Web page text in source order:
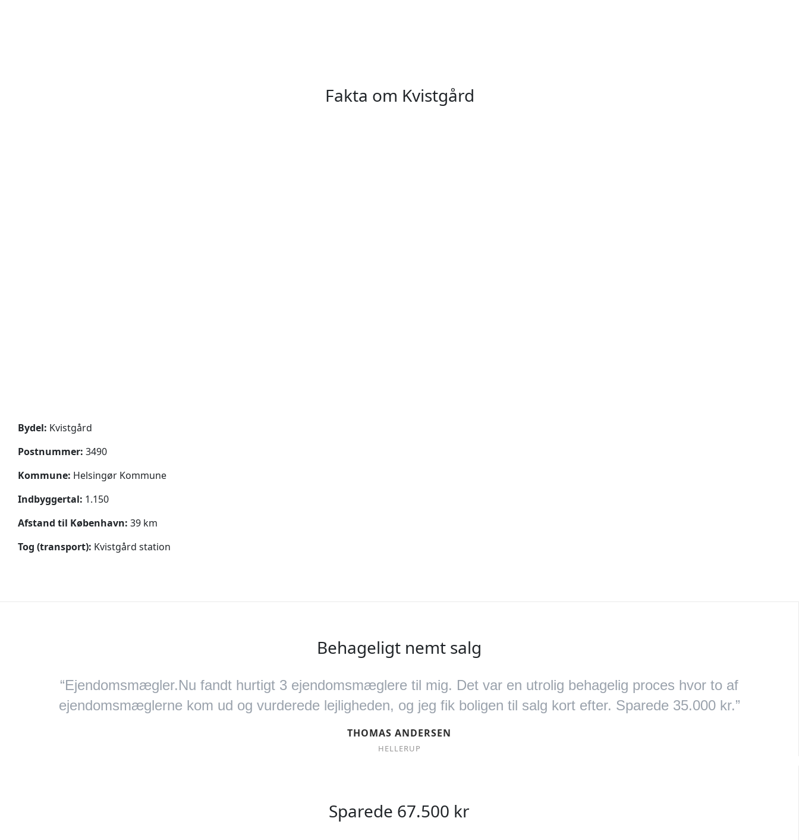
Fakta om Kvistgård
Bydel: Kvistgård
Postnummer: 3490
Kommune: Helsingør Kommune
Indbyggertal: 1.150
Afstand til København: 39 km
Tog (transport): Kvistgård station
Behageligt nemt salg
“Ejendomsmægler.Nu fandt hurtigt 3 ejendomsmæglere til mig. Det var en utrolig behagelig proces hvor to af
ejendomsmæglerne kom ud og vurderede lejligheden, og jeg fik boligen til salg kort efter. Sparede 35.000 kr.”
THOMAS ANDERSEN
HELLERUP
Sparede 67.500 kr